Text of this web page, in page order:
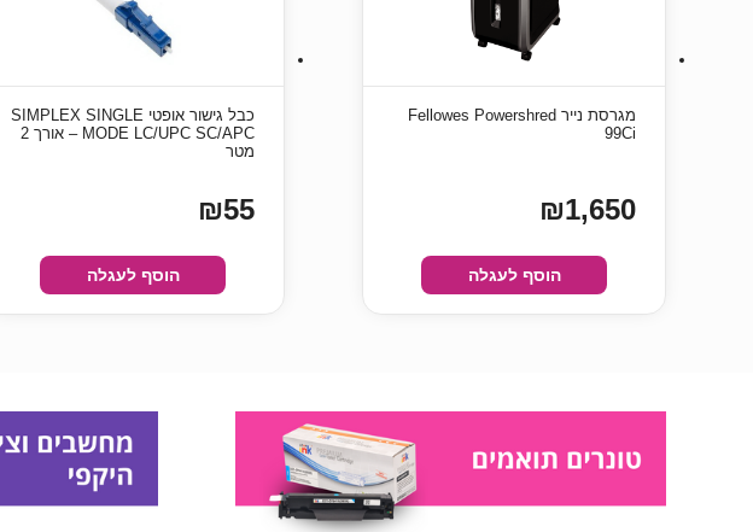
מגרסת נייר Fellowes Powershred
99Ci
₪1,650
הוסף לעגלה
כבל גישור אופטי SIMPLEX SINGLE
MODE LC/UPC SC/APC – אורך 2
מטר
₪55
הוסף לעגלה